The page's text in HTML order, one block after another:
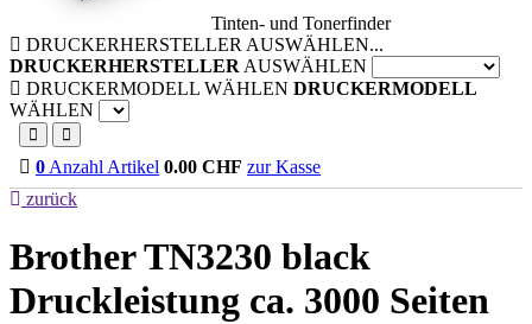
Tinten- und Tonerfinder
DRUCKERHERSTELLER AUSWÄHLEN...
DRUCKERHERSTELLER AUSWÄHLEN
DRUCKERMODELL WÄHLEN DRUCKERMODELL
WÄHLEN
0 Anzahl Artikel 0.00 CHF zur Kasse
zurück
Brother TN3230 black
Druckleistung ca. 3000 Seiten